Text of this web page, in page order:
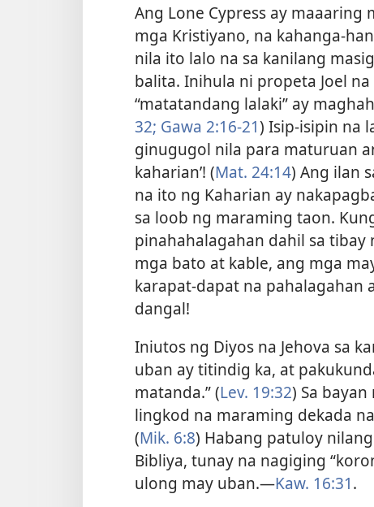
Ang Lone Cypress ay maaaring
mga Kristiyano, na kahanga-
nila ito lalo na sa kanilang
balita. Inihula ni propeta Joel
“matatandang lalaki” ay
32; Gawa 2:16-21) Isip-isipin na
ginugugol nila para maturuan
kaharian’! (Mat. 24:14) Ang ilan
na ito ng Kaharian ay
sa loob ng maraming taon.
pinahahalagahan dahil sa
mga bato at kable, ang mga
karapat-dapat na
dangal!
Iniutos ng Diyos na Jehova sa
uban ay titindig ka, at
matanda.” (Lev. 19:32) Sa
lingkod na maraming dekada
(Mik. 6:8) Habang patuloy
Bibliya, tunay na nagiging
ulong may uban.​—Kaw. 16:31.